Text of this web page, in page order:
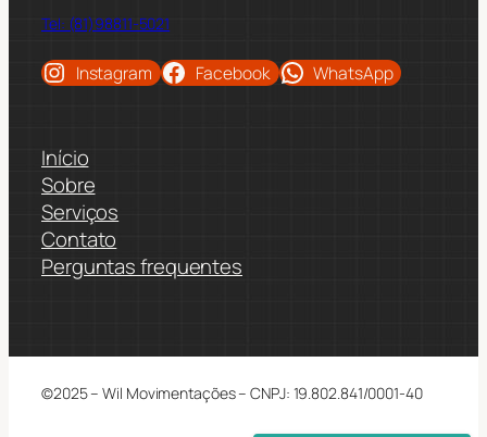
Tel: (81)98811-5021
Instagram Facebook WhatsApp
Início
Sobre
Serviços
Contato
Perguntas frequentes
©2025 – Wil Movimentações – CNPJ: 19.802.841/0001-40